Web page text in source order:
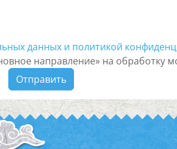
данных и политикой
направление» на обработку
Отправить